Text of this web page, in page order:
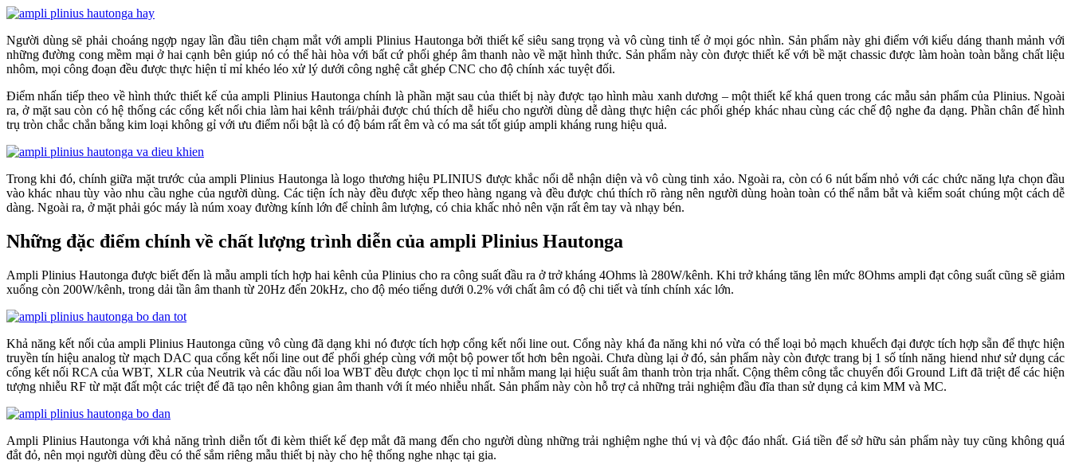
Người dùng sẽ phải choáng ngợp ngay lần đầu tiên chạm mắt với ampli Plinius Hautonga bởi thiết kế siêu sang trọng và vô cùng tinh tế ở mọi góc nhìn. Sản phẩm này ghi điểm với kiểu dáng thanh mảnh với
những đường cong mềm mại ở hai cạnh bên giúp nó có thể hài hòa với bất cứ phối ghép âm thanh nào về mặt hình thức. Sản phẩm này còn được thiết kế với bề mặt chassic được làm hoàn toàn bằng chất liệu
nhôm, mọi công đoạn đều được thực hiện tỉ mỉ khéo léo xử lý dưới công nghệ cắt ghép CNC cho độ chính xác tuyệt đối.
Điểm nhấn tiếp theo về hình thức thiết kế của ampli Plinius Hautonga chính là phần mặt sau của thiết bị này được tạo hình màu xanh dương – một thiết kế khá quen trong các mẫu sản phẩm của Plinius. Ngoài
ra, ở mặt sau còn có hệ thống các cổng kết nối chia làm hai kênh trái/phải được chú thích dễ hiểu cho người dùng dễ dàng thực hiện các phối ghép khác nhau cùng các chế độ nghe đa dạng. Phần chân đế hình
trụ tròn chắc chắn bằng kim loại không gỉ với ưu điểm nổi bật là có độ bám rất êm và có ma sát tốt giúp ampli kháng rung hiệu quả.
Trong khi đó, chính giữa mặt trước của ampli Plinius Hautonga là logo thương hiệu PLINIUS được khắc nổi dễ nhận diện và vô cùng tinh xảo. Ngoài ra, còn có 6 nút bấm nhỏ với các chức năng lựa chọn đầu
vào khác nhau tùy vào nhu cầu nghe của người dùng. Các tiện ích này đều được xếp theo hàng ngang và đều được chú thích rõ ràng nên người dùng hoàn toàn có thể nắm bắt và kiểm soát chúng một cách dễ
dàng. Ngoài ra, ở mặt phải góc máy là núm xoay đường kính lớn để chỉnh âm lượng, có chia khấc nhỏ nên vặn rất êm tay và nhạy bén.
Những đặc điểm chính về chất lượng trình diễn của ampli Plinius Hautonga
Ampli Plinius Hautonga được biết đến là mẫu ampli tích hợp hai kênh của Plinius cho ra công suất đầu ra ở trở kháng 4Ohms là 280W/kênh. Khi trở kháng tăng lên mức 8Ohms ampli đạt công suất cũng sẽ giảm
xuống còn 200W/kênh, trong dải tần âm thanh từ 20Hz đến 20kHz, cho độ méo tiếng dưới 0.2% với chất âm có độ chi tiết và tính chính xác lớn.
Khả năng kết nối của ampli Plinius Hautonga cũng vô cùng đã dạng khi nó được tích hợp cổng kết nối line out. Cổng này khá đa năng khi nó vừa có thể loại bỏ mạch khuếch đại được tích hợp sẵn để thực hiện
truyền tín hiệu analog từ mạch DAC qua cổng kết nối line out để phối ghép cùng với một bộ power tốt hơn bên ngoài. Chưa dùng lại ở đó, sản phẩm này còn được trang bị 1 số tính năng hiend như sử dụng các
cổng kết nối RCA của WBT, XLR của Neutrik và các đầu nối loa WBT đều được chọn lọc tỉ mỉ nhằm mang lại hiệu suất âm thanh tròn trịa nhất. Cộng thêm công tắc chuyển đổi Ground Lift đã triệt để các hiện
tượng nhiễu RF từ mặt đất một các triệt để đã tạo nên không gian âm thanh với ít méo nhiễu nhất. Sản phẩm này còn hỗ trợ cả những trải nghiệm đầu đĩa than sử dụng cả kim MM và MC.
Ampli Plinius Hautonga với khả năng trình diễn tốt đi kèm thiết kế đẹp mắt đã mang đến cho người dùng những trải nghiệm nghe thú vị và độc đáo nhất. Giá tiền để sở hữu sản phẩm này tuy cũng không quá
đắt đỏ, nên mọi người dùng đều có thể sắm riêng mẫu thiết bị này cho hệ thống nghe nhạc tại gia.